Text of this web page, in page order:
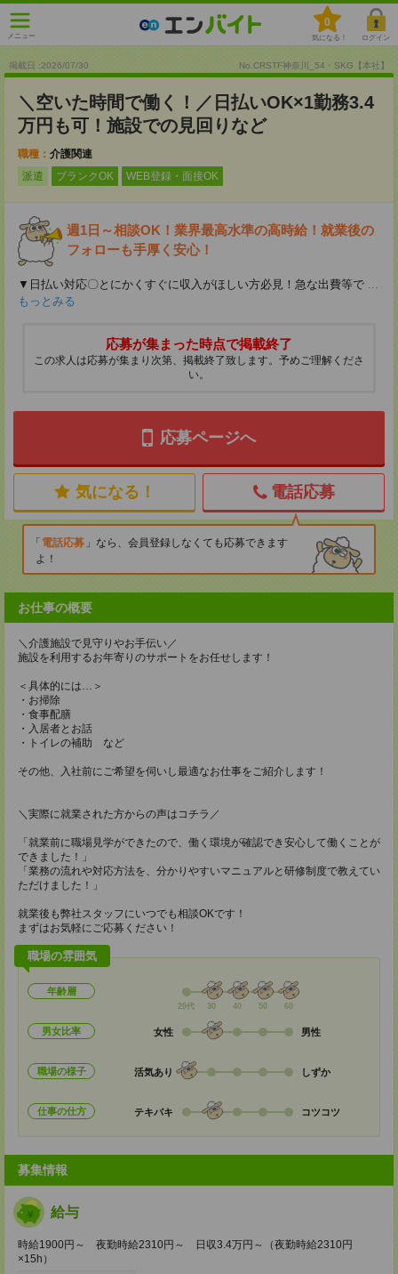
メニュー
0
気になる！ ログイン
掲載日 :2026/07/30 No.CRSTF神奈川_54・SKG【本社】
＼空いた時間で働く！／日払いOK×1勤務3.4
万円も可！施設での見回りなど
職種： 介護関連
派遣
ブランクOK WEB登録・面接OK
週1日～相談OK！業界最高水準の高時給！就業後の
フォローも手厚く安心！
▼日払い対応〇とにかくすぐに収入がほしい方必見！急な出費等で ...
もっとみる
応募が集まった時点で掲載終了
この求人は応募が集まり次第、掲載終了致します。予めご理解くださ
い。
応募ページへ
気になる！ 電話応募
電話応募
なら、会員登録しなくても応募できます
よ！
お仕事の概要
＼介護施設で見守りやお手伝い／
施設を利用するお年寄りのサポートをお任せします！
＜具体的には…＞
・お掃除
・食事配膳
・入居者とお話
・トイレの補助 など
その他、入社前にご希望を伺いし最適なお仕事をご紹介します！
＼実際に就業された方からの声はコチラ／
「就業前に職場見学ができたので、働く環境が確認でき安心して働くことが
できました！」
「業務の流れや対応方法を、分かりやすいマニュアルと研修制度で教えてい
ただけました！」
就業後も弊社スタッフにいつでも相談OKです！
まずはお気軽にご応募ください！
職場の雰囲気
年齢層
20代 30 40 50 60
男女比率 女性 男性
職場の様子 活気あり しずか
仕事の仕方 テキパキ コツコツ
募集情報
給与
時給1900円～ 夜勤時給2310円～ 日収3.4万円～（夜勤時給2310円
×15h）